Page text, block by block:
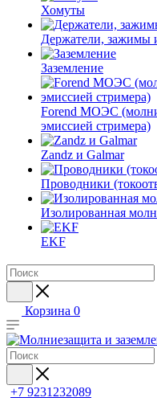
Хомуты
Держатели, зажимы
Заземление
Forend МОЭС
эмиссией стримера)
Zandz и Galmar
Проводники
Изолированная
EKF
Корзина 0
+7 9231232089